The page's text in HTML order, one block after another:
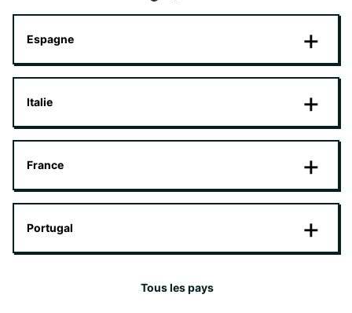
Espagne
Italie
France
Portugal
Tous les pays